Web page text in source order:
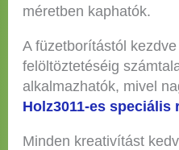
méretben kaphatók.
A füzetborítástól
felöltöztetéséig
alkalmazhatók, mivel
Holz3011-es speciális
Minden kreativítást